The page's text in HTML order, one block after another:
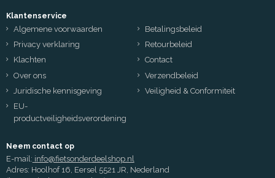
Klantenservice
Algemene voorwaarden
Betalingsbeleid
Privacy verklaring
Retourbeleid
Klachten
Contact
Over ons
Verzendbeleid
Juridische kennisgeving
Veiligheid & Conformiteit
EU-
productveiligheidsverordening
Neem contact op
E-mail: info@fietsonderdeelshop.nl
Adres: Hoolhof 16, Eersel 5521 JR, Nederland